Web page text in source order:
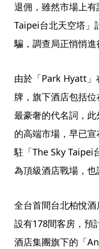
退佣，雖然市場上
Taipei台北天空塔」
騙，調查局正悄悄進
由於「Park Hyatt」
牌，旗下酒店包括
最豪奢的代名詞，
的高端市場，早已
駐「The Sky Taipei
為頂級酒店戰場，也
全台首間台北柏悅
設有178間客房，預
酒店集團旗下的「